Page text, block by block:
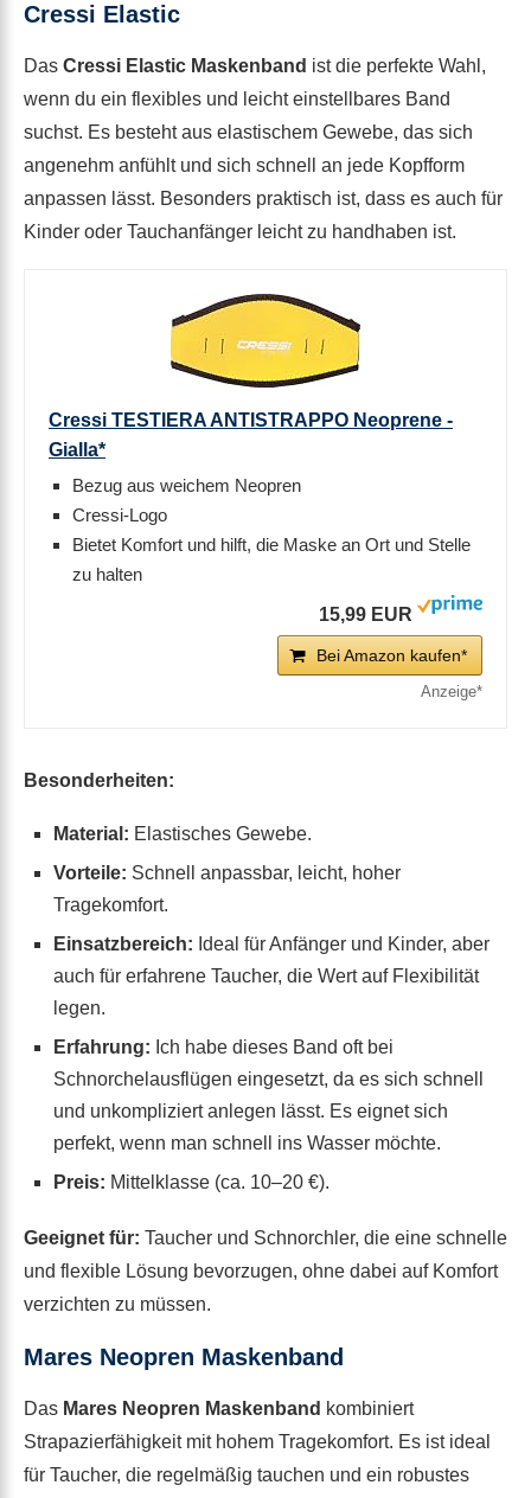
Cressi Elastic
Das Cressi Elastic Maskenband ist die perfekte Wahl,
wenn du ein flexibles und leicht einstellbares Band
suchst. Es besteht aus elastischem Gewebe, das sich
angenehm anfühlt und sich schnell an jede Kopfform
anpassen lässt. Besonders praktisch ist, dass es auch für
Kinder oder Tauchanfänger leicht zu handhaben ist.
Cressi TESTIERA ANTISTRAPPO Neoprene -
Gialla*
Bezug aus weichem Neopren
Cressi-Logo
Bietet Komfort und hilft, die Maske an Ort und Stelle
zu halten
15,99 EUR
Bei Amazon kaufen*
Besonderheiten:
Material: Elastisches Gewebe.
Vorteile: Schnell anpassbar, leicht, hoher
Tragekomfort.
Einsatzbereich: Ideal für Anfänger und Kinder, aber
auch für erfahrene Taucher, die Wert auf Flexibilität
legen.
Erfahrung: Ich habe dieses Band oft bei
Schnorchelausflügen eingesetzt, da es sich schnell
und unkompliziert anlegen lässt. Es eignet sich
perfekt, wenn man schnell ins Wasser möchte.
Preis: Mittelklasse (ca. 10–20 €).
Geeignet für: Taucher und Schnorchler, die eine schnelle
und flexible Lösung bevorzugen, ohne dabei auf Komfort
verzichten zu müssen.
Mares Neopren Maskenband
Das Mares Neopren Maskenband kombiniert
Strapazierfähigkeit mit hohem Tragekomfort. Es ist ideal
für Taucher, die regelmäßig tauchen und ein robustes